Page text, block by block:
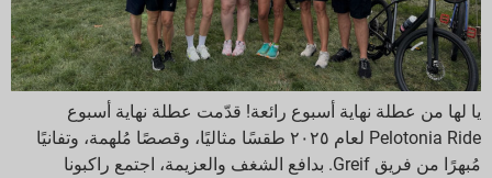
يا لها من عطلة نهاية أسبوع رائعة! قدّمت عطلة نهاية أسبوع
Pelotonia Ride لعام ٢٠٢٥ طقسًا مثاليًا، وقصصًا مُلهمة، وتفانيًا
مُبهرًا من فريق Greif. بدافع الشغف والعزيمة، اجتمع راكبونا